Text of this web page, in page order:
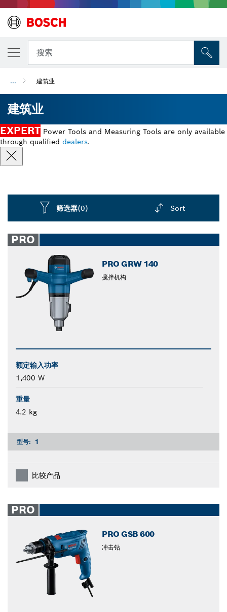
搜索
... 建筑业
建筑业
EXPERT Power Tools and Measuring Tools are only available
through qualified dealers.
筛选器(0) Sort
closed
PRO
PRO GRW 140
搅拌机构
额定输入功率
1,400 W
重量
4.2 kg
型号: 1
比较产品
PRO
PRO GSB 600
冲击钻